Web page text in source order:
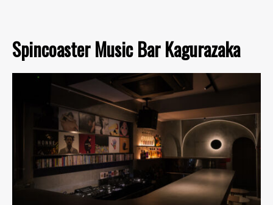
Spincoaster Music Bar Kagurazaka